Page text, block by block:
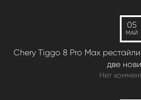
05
МАЙ
Chery Tiggo 8 Pro Max
две
Нет